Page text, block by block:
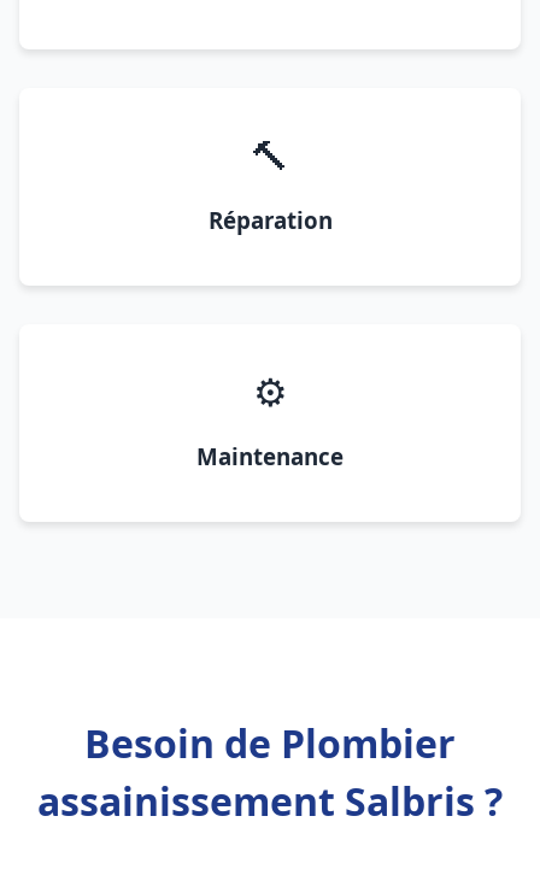
🔨
Réparation
⚙️
Maintenance
Besoin de Plombier
assainissement Salbris ?